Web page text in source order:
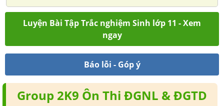
Luyện Bài Tập Trắc nghiệm Sinh lớp 11 - Xem
ngay
Báo lỗi - Góp ý
Group 2K9 Ôn Thi ĐGNL & ĐGTD